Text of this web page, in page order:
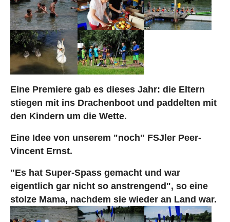
Eine Premiere gab es dieses Jahr: die Eltern
stiegen mit ins Drachenboot und paddelten mit
den Kindern um die Wette.
Eine Idee von unserem "noch" FSJler Peer-
Vincent Ernst.
"Es hat Super-Spass gemacht und war
eigentlich gar nicht so anstrengend", so eine
stolze Mama, nachdem sie wieder an Land war.